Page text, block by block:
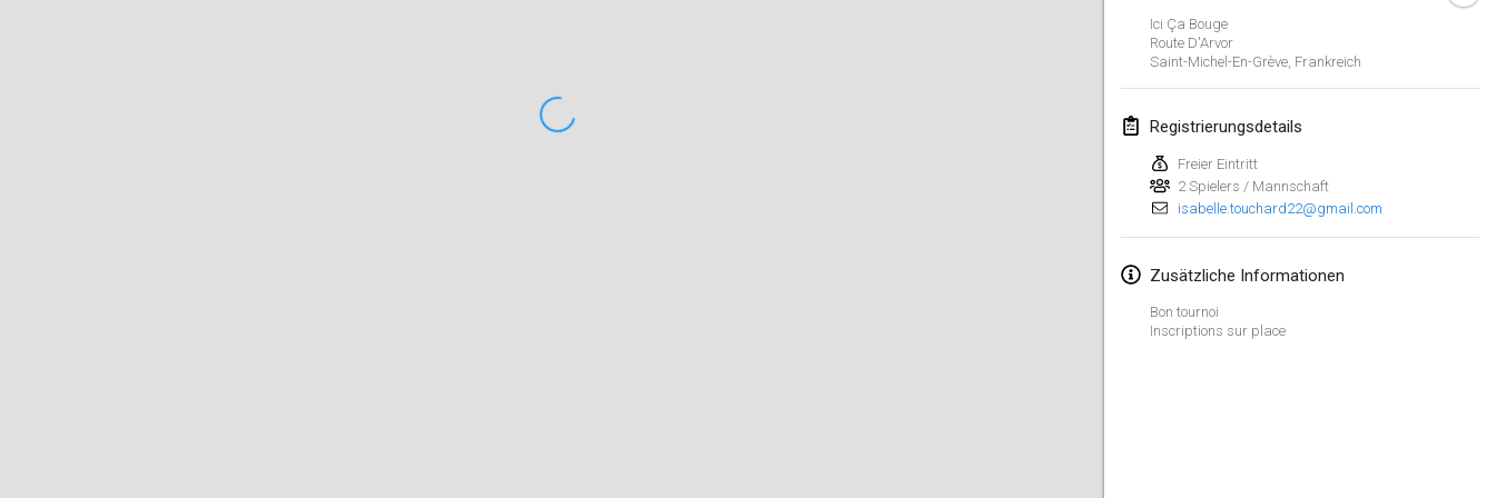
Ici Ça Bouge
Route D'Arvor
Saint-Michel-En-Grève, Frankreich
Registrierungsdetails
Freier Eintritt
2 Spielers / Mannschaft
isabelle.touchard22@gmail.com
Zusätzliche Informationen
Bon tournoi
Inscriptions sur place
Februar 2022
4. Feb. 2022|Tschechische Republik
TangoMölkky
5. Feb. 2022|Finnland
Kohti Kisoja